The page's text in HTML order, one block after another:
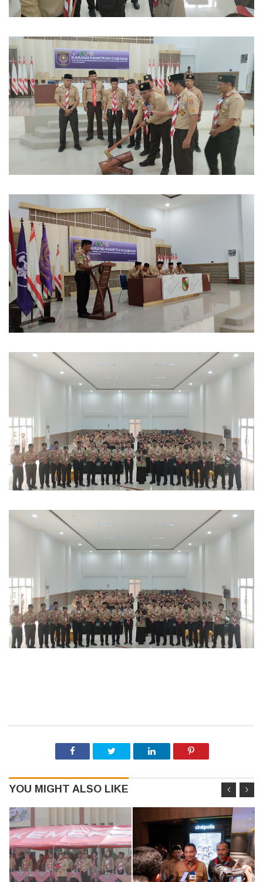
YOU MIGHT ALSO LIKE